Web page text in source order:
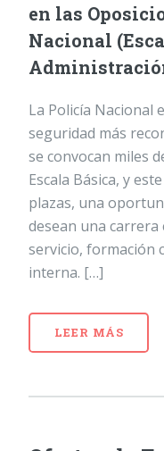
en las
Nacional
La Policía Nacional
seguridad más
se convocan miles
Escala Básica, y
plazas, una
desean una carrera
servicio, formación
interna. […]
LEER MÁS